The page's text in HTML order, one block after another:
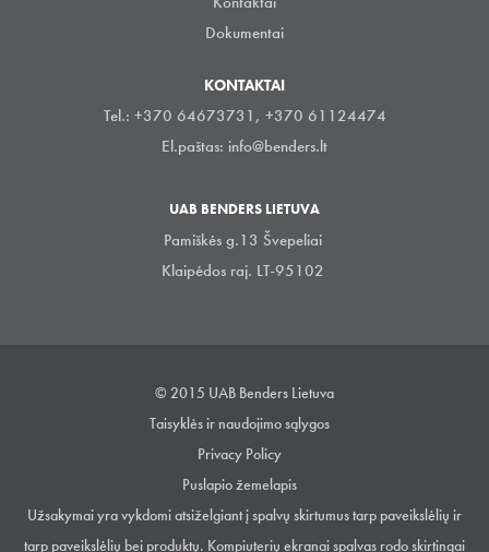
Dokumentai
KONTAKTAI
Tel.: +370 64673731, +370 61124474
El.paštas: info@benders.lt
UAB BENDERS LIETUVA
Pamiškės g.13 Švepeliai
Klaipėdos raj. LT-95102
© 2015 UAB Benders Lietuva
Taisyklės ir naudojimo sąlygos
Privacy Policy
Puslapio žemelapis
Užsakymai yra vykdomi atsiželgiant į spalvų skirtumus tarp paveikslėlių ir
tarp paveikslėlių bei produktų. Kompiuterių ekranai spalvas rodo skirtingai